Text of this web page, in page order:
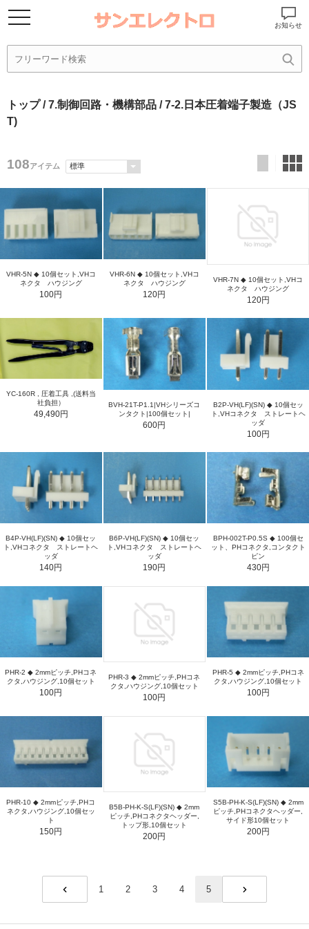
お知らせ
トップ/7.制御回路・機構部品 / 7-2.日本圧着端子製造（JS
T)
108アイテム
VHR-5N ◆ 10個セット,VHコ
ネクタ ハウジング
100円
VHR-6N ◆ 10個セット,VHコ
ネクタ ハウジング
120円
VHR-7N ◆ 10個セット,VHコ
ネクタ ハウジング
120円
YC-160R , 圧着工具 ,(送料当
社負担）
49,490円
BVH-21T-P1.1|VHシリーズコ
ンタクト|100個セット|
600円
B2P-VH(LF)(SN) ◆ 10個セッ
ト,VHコネクタ ストレートヘ
ッダ
100円
B4P-VH(LF)(SN) ◆ 10個セッ
ト,VHコネクタ ストレートヘ
ッダ
140円
B6P-VH(LF)(SN) ◆ 10個セッ
ト,VHコネクタ ストレートヘ
ッダ
190円
BPH-002T-P0.5S ◆ 100個セ
ット、PHコネクタ,コンタクト
ピン
430円
PHR-2 ◆ 2mmピッチ,PHコネ
クタ,ハウジング,10個セット
100円
PHR-3 ◆ 2mmピッチ,PHコネ
クタ,ハウジング,10個セット
100円
PHR-5 ◆ 2mmピッチ,PHコネ
クタ,ハウジング,10個セット
100円
PHR-10 ◆ 2mmピッチ,PHコ
ネクタ,ハウジング,10個セッ
ト
150円
B5B-PH-K-S(LF)(SN) ◆ 2mm
ピッチ,PHコネクタヘッダー,
トップ形,10個セット
200円
S5B-PH-K-S(LF)(SN) ◆ 2mm
ピッチ,PHコネクタヘッダー,
サイド形10個セット
200円
1 2 3 4
5